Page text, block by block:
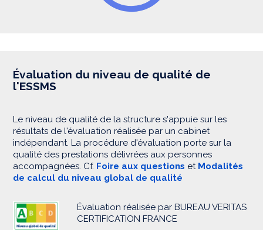
Évaluation du niveau de qualité de
l'ESSMS
Le niveau de qualité de la structure s'appuie sur les
résultats de l'évaluation réalisée par un cabinet
indépendant. La procédure d'évaluation porte sur la
qualité des prestations délivrées aux personnes
accompagnées. Cf. Foire aux questions et Modalités
de calcul du niveau global de qualité
Évaluation réalisée par BUREAU VERITAS
CERTIFICATION FRANCE